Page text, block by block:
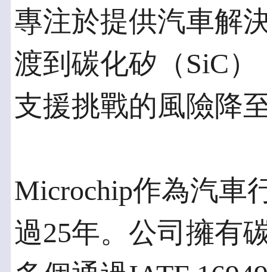
專注於提供汽車解
渡到碳化矽（SiC
支援挑戰的風險降
Microchip作為汽車
過25年。公司擁有